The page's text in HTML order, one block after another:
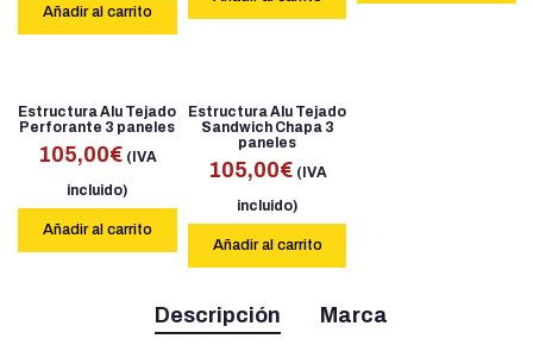
Añadir al carrito
Estructura Alu Tejado
Perforante 3 paneles
105,00€ (IVA
incluido)
Añadir al carrito
Estructura Alu Tejado
Sandwich Chapa 3
paneles
105,00€ (IVA
incluido)
Añadir al carrito
Descripción Marca